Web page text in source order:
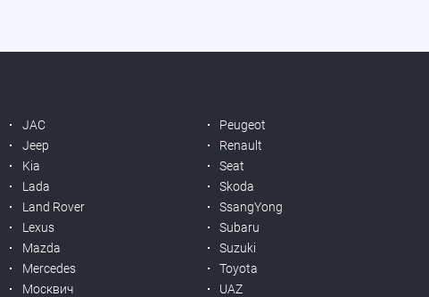
JAC
Jeep
Kia
Lada
Land Rover
Lexus
Mazda
Mercedes
Москвич
Peugeot
Renault
Seat
Skoda
SsangYong
Subaru
Suzuki
Toyota
UAZ